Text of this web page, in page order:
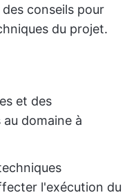
conseils pour
du projet.
et des
domaine à
l'exécution du